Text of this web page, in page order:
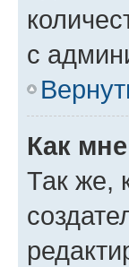
с
Как
Так же,